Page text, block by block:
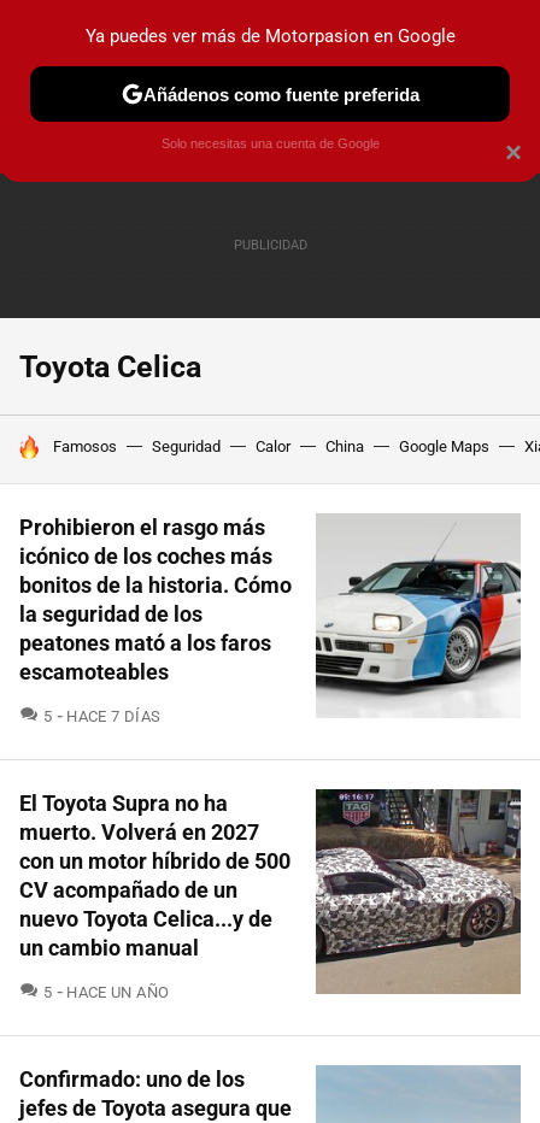
PRUEBAS COCHES ELÉCTRICOS OBSERVATORIO
Toyota Celica
HOY SE HABLA DE
Famosos Seguridad Calor China Google Maps
Prohibieron el rasgo más
icónico de los coches más
bonitos de la historia. Cómo
la seguridad de los
peatones mató a los faros
escamoteables
5 COMENTARIOS
HACE 7 DÍAS
El Toyota Supra no ha
muerto. Volverá en 2027
con un motor híbrido de 500
CV acompañado de un
nuevo Toyota Celica...y de
un cambio manual
5 COMENTARIOS
HACE UN AÑO
Confirmado: uno de los
jefes de Toyota asegura que
×
Ya puedes ver más de Motorpasion en Google
Añádenos como fuente preferida
Solo necesitas una cuenta de Google